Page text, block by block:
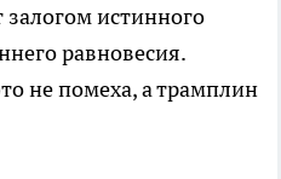
залогом истинного
равновесия.
не помеха, а трамплин